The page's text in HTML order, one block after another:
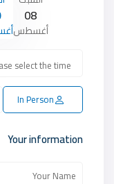
08
أغسطس
In Person
Your information